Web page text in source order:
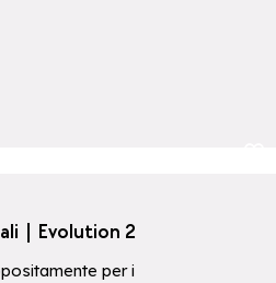
| Evolution 2
per i